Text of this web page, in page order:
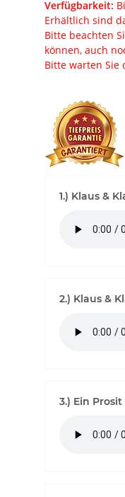
Verfügbarkeit:
Erhältlich sind
Bitte beachten
können, auch
Bitte warten